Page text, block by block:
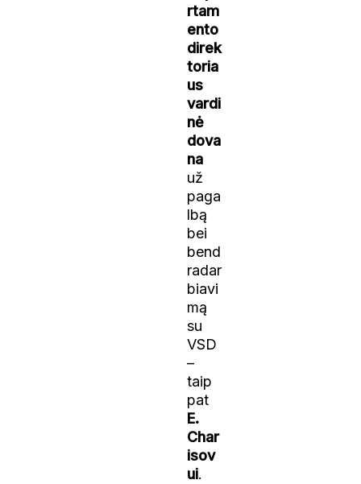
rtam
ento
direk
toria
us
vardi
nė
dova
na
už
paga
lbą
bei
bend
radar
biavi
mą
su
VSD
–
taip
pat
E.
Char
isov
ui.